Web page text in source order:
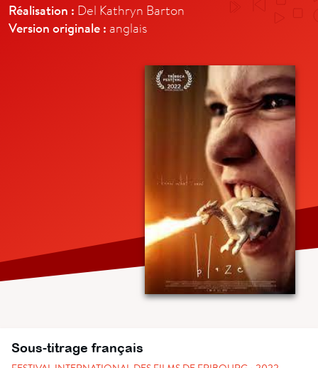
Réalisation : Del Kathryn Barton
Version originale : anglais
Sous-titrage français